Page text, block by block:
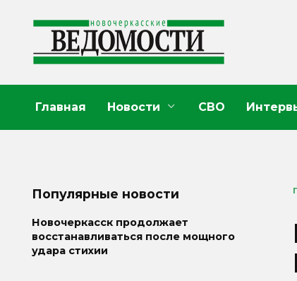
содержанию
Главная Новости СВО
Популярные новости
Новочеркасск продолжает
восстанавливаться после мощного
удара стихии